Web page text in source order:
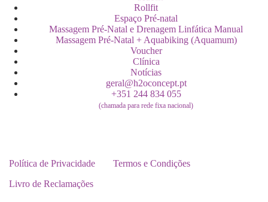
Rollfit
Espaço Pré-natal
Massagem Pré-Natal e Drenagem Linfática Manual
Massagem Pré-Natal + Aquabiking (Aquamum)
Voucher
Clínica
Notícias
geral@h2oconcept.pt
+351 244 834 055
(chamada para rede fixa nacional)
Política de Privacidade
Termos e Condições
Livro de Reclamações